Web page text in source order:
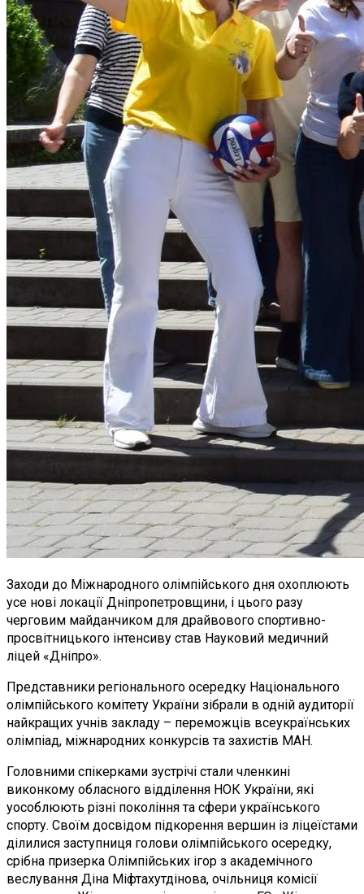
Заходи до Міжнародного олімпійського дня охоплюють
усе нові локації Дніпропетровщини, і цього разу
черговим майданчиком для драйвового спортивно-
просвітницького інтенсиву став Науковий медичний
ліцей «Дніпро».
Представники регіонального осередку Національного
олімпійського комітету України зібрали в одній аудиторії
найкращих учнів закладу – переможців всеукраїнських
олімпіад, міжнародних конкурсів та захистів МАН.
Головними спікерками зустрічі стали членкині
виконкому обласного відділення НОК України, які
уособлюють різні покоління та сфери українського
спорту. Своїм досвідом підкорення вершин із ліцеїстами
ділилися заступниця голови олімпійського осередку,
срібна призерка Олімпійських ігор з академічного
веслування Діна Міфтахутдінова, очільниця комісії